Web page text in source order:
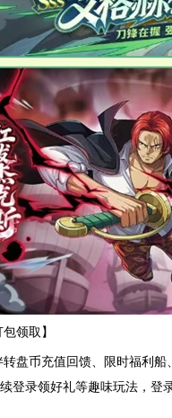
领取】
盘币充值回馈、限时福利
登录领好礼等趣味玩法，登